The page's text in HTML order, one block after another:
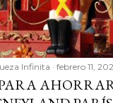
Infinita febrero 11,
PARA